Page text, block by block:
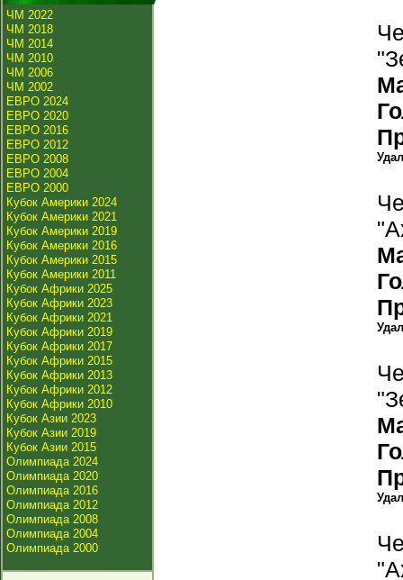
ЧМ 2022
ЧМ 2018
ЧМ 2014
ЧМ 2010
ЧМ 2006
ЧМ 2002
ЕВРО 2024
ЕВРО 2020
ЕВРО 2016
ЕВРО 2012
ЕВРО 2008
ЕВРО 2004
ЕВРО 2000
Кубок Америки 2024
Кубок Америки 2021
Кубок Америки 2019
Кубок Америки 2016
Кубок Америки 2015
Кубок Америки 2011
Кубок Африки 2025
Кубок Африки 2023
Кубок Африки 2021
Кубок Африки 2019
Кубок Африки 2017
Кубок Африки 2015
Кубок Африки 2013
Кубок Африки 2012
Кубок Африки 2010
Кубок Азии 2023
Кубок Азии 2019
Кубок Азии 2015
Олимпиада 2024
Олимпиада 2020
Олимпиада 2016
Олимпиада 2012
Олимпиада 2008
Олимпиада 2004
Олимпиада 2000